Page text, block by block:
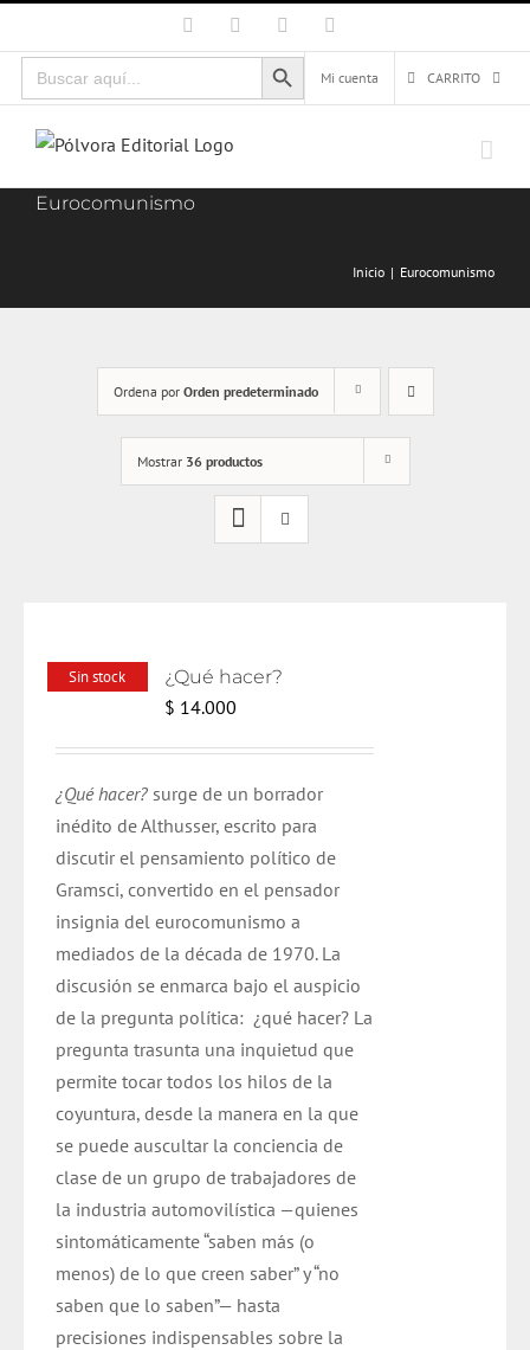
al
contenido
Facebook Instagram
Buscar:
Botón de búsqueda
Mi cuenta
CARRITO
Eurocomunismo
Inicio Eurocomunismo
Ordena por Orden predeterminado
Mostrar 36 productos
Sin stock ¿Qué hacer?
$ 14.000
¿Qué hacer? surge de un borrador
inédito de Althusser, escrito para
discutir el pensamiento político de
Gramsci, convertido en el pensador
insignia del eurocomunismo a
mediados de la década de 1970. La
discusión se enmarca bajo el auspicio
de la pregunta política: ¿qué hacer? La
pregunta trasunta una inquietud que
permite tocar todos los hilos de la
coyuntura, desde la manera en la que
se puede auscultar la conciencia de
clase de un grupo de trabajadores de
la industria automovilística —quienes
sintomáticamente “saben más (o
menos) de lo que creen saber” y “no
saben que lo saben”— hasta
precisiones indispensables sobre la